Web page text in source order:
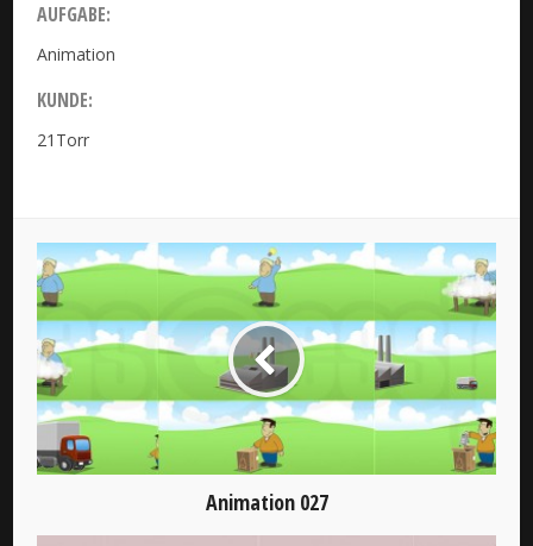
AUFGABE:
Animation
KUNDE:
21Torr
Animation 027